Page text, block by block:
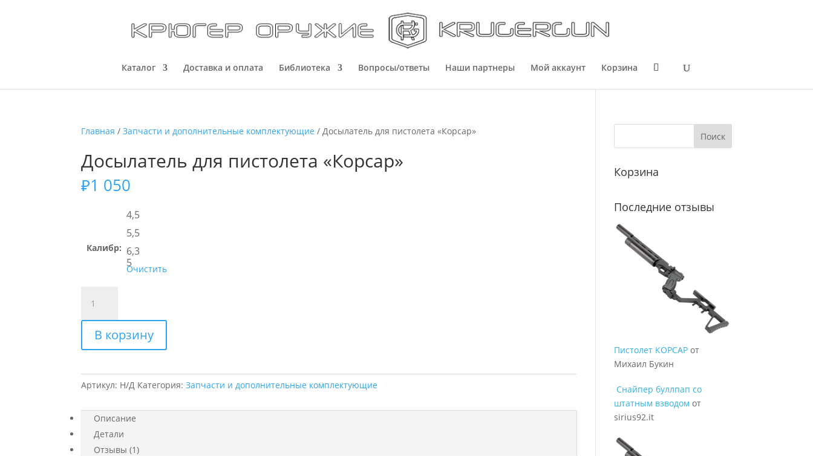
Каталог Доставка и оплата Библиотека Вопросы/ответы Наши партнеры Мой аккаунт Корзина
Главная /Запчасти и дополнительные комплектующие / Досылатель для пистолета «Корсар»
Досылатель для пистолета «Корсар»
₽1 050
Калибр:
4,5
5,5
6,3
5
Очистить
товара
Досылатель
пистолета
В корзину
Артикул: Н/Д Категория:Запчасти и дополнительные комплектующие
Описание
Детали
Отзывы (1)
Корзина
Последние отзывы
Пистолет КОРСАР от
Михаил Букин
Снайпер буллпап со
штатным взводом от
sirius92.it